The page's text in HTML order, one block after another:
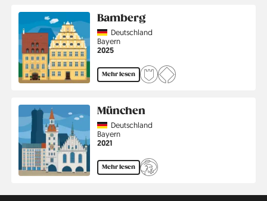
Bamberg
CountryDeutschland
Region
Bayern
Jahr
2025
Mehr lesen
München
CountryDeutschland
Region
Bayern
Jahr
2021
Mehr lesen